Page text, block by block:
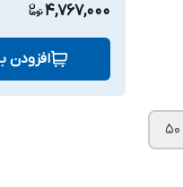
۵۰
4,767,000
افزودن